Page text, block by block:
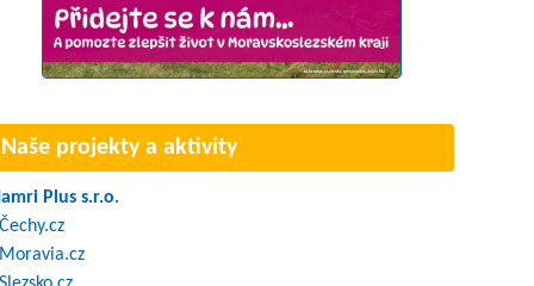
Naše projekty a aktivity
Plus s.r.o.